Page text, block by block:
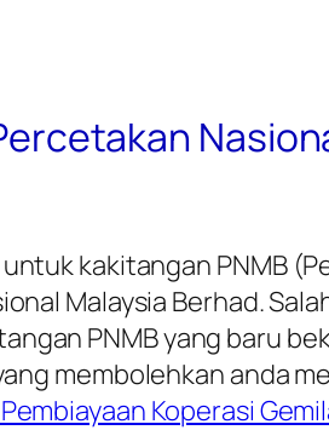
kakitangan PNMB
Malaysia Berhad.
PNMB yang baru
membolehkan anda
Koperasi